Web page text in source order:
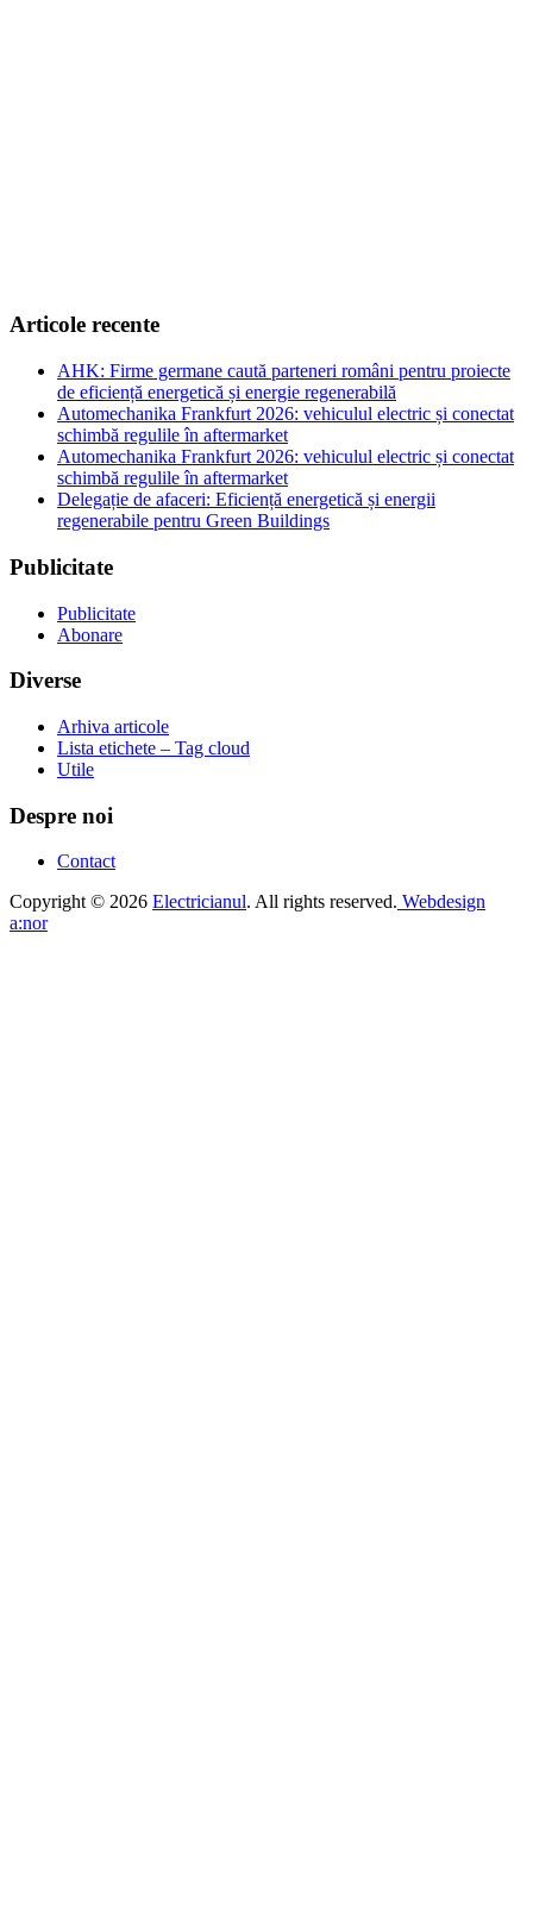
Articole recente
AHK: Firme germane caută parteneri români pentru proiecte
de eficiență energetică și energie regenerabilă
Automechanika Frankfurt 2026: vehiculul electric și conectat
schimbă regulile în aftermarket
Automechanika Frankfurt 2026: vehiculul electric și conectat
schimbă regulile în aftermarket
Delegație de afaceri: Eficiență energetică și energii
regenerabile pentru Green Buildings
Publicitate
Publicitate
Abonare
Diverse
Arhiva articole
Lista etichete – Tag cloud
Utile
Despre noi
Contact
Copyright © 2026 Electricianul. All rights reserved. Webdesign
a:nor